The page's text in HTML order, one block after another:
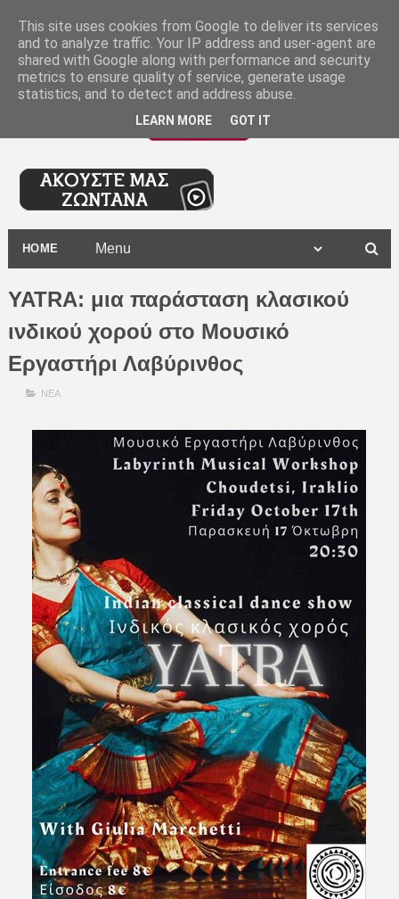
HOME
YATRA: μια παράσταση κλασικού
ινδικού χορού στο Μουσικό
Εργαστήρι Λαβύρινθος
ΝΕΑ
This site uses cookies from Google to deliver its services
and to analyze traffic. Your IP address and user-agent are
shared with Google along with performance and security
metrics to ensure quality of service, generate usage
statistics, and to detect and address abuse.
LEARN MORE GOT IT